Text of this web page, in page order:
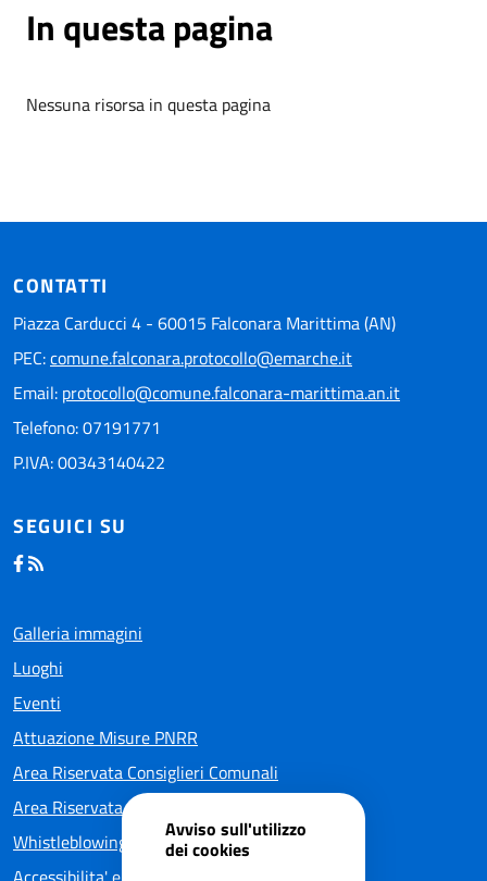
In questa pagina
Nessuna risorsa in questa pagina
CONTATTI
Piazza Carducci 4 - 60015 Falconara Marittima (AN)
PEC:comune.falconara.protocollo@emarche.it
Email: protocollo@comune.falconara-marittima.an.it
Telefono: 07191771
P.IVA: 00343140422
SEGUICI SU
Galleria immagini
Luoghi
Eventi
Attuazione Misure PNRR
Area Riservata Consiglieri Comunali
Area Riservata Polizia Locale
Whistleblowing – Segnalazioni illeciti
Avviso sull'utilizzo
dei cookies